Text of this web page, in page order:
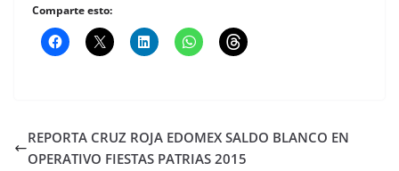
Comparte esto:
REPORTA CRUZ ROJA EDOMEX SALDO BLANCO EN
OPERATIVO FIESTAS PATRIAS 2015